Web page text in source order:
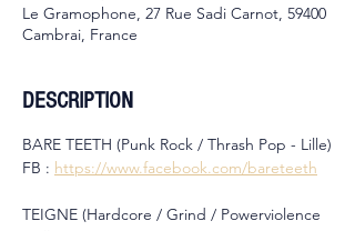
Le Gramophone, 27 Rue Sadi Carnot, 59400
Cambrai, France
DESCRIPTION
BARE TEETH (Punk Rock / Thrash Pop - Lille)
FB : https://www.facebook.com/bareteeth
TEIGNE (Hardcore / Grind / Powerviolence